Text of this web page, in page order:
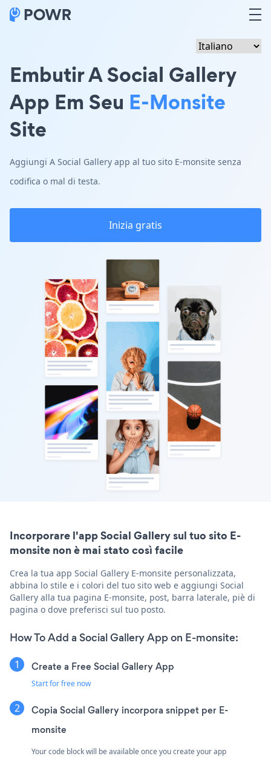
Embutir A Social Gallery
App Em Seu E-Monsite
Site
Aggiungi A Social Gallery app al tuo sito E-monsite senza
codifica o mal di testa.
Inizia gratis
Incorporare l'app Social Gallery sul tuo sito E-
monsite non è mai stato così facile
Crea la tua app Social Gallery E-monsite personalizzata,
abbina lo stile e i colori del tuo sito web e aggiungi Social
Gallery alla tua pagina E-monsite, post, barra laterale, piè di
pagina o dove preferisci sul tuo posto.
How To Add a Social Gallery App on E-monsite:
Create a Free Social Gallery App
Start for free now
Copia Social Gallery incorpora snippet per E-
monsite
Your code block will be available once you create your app